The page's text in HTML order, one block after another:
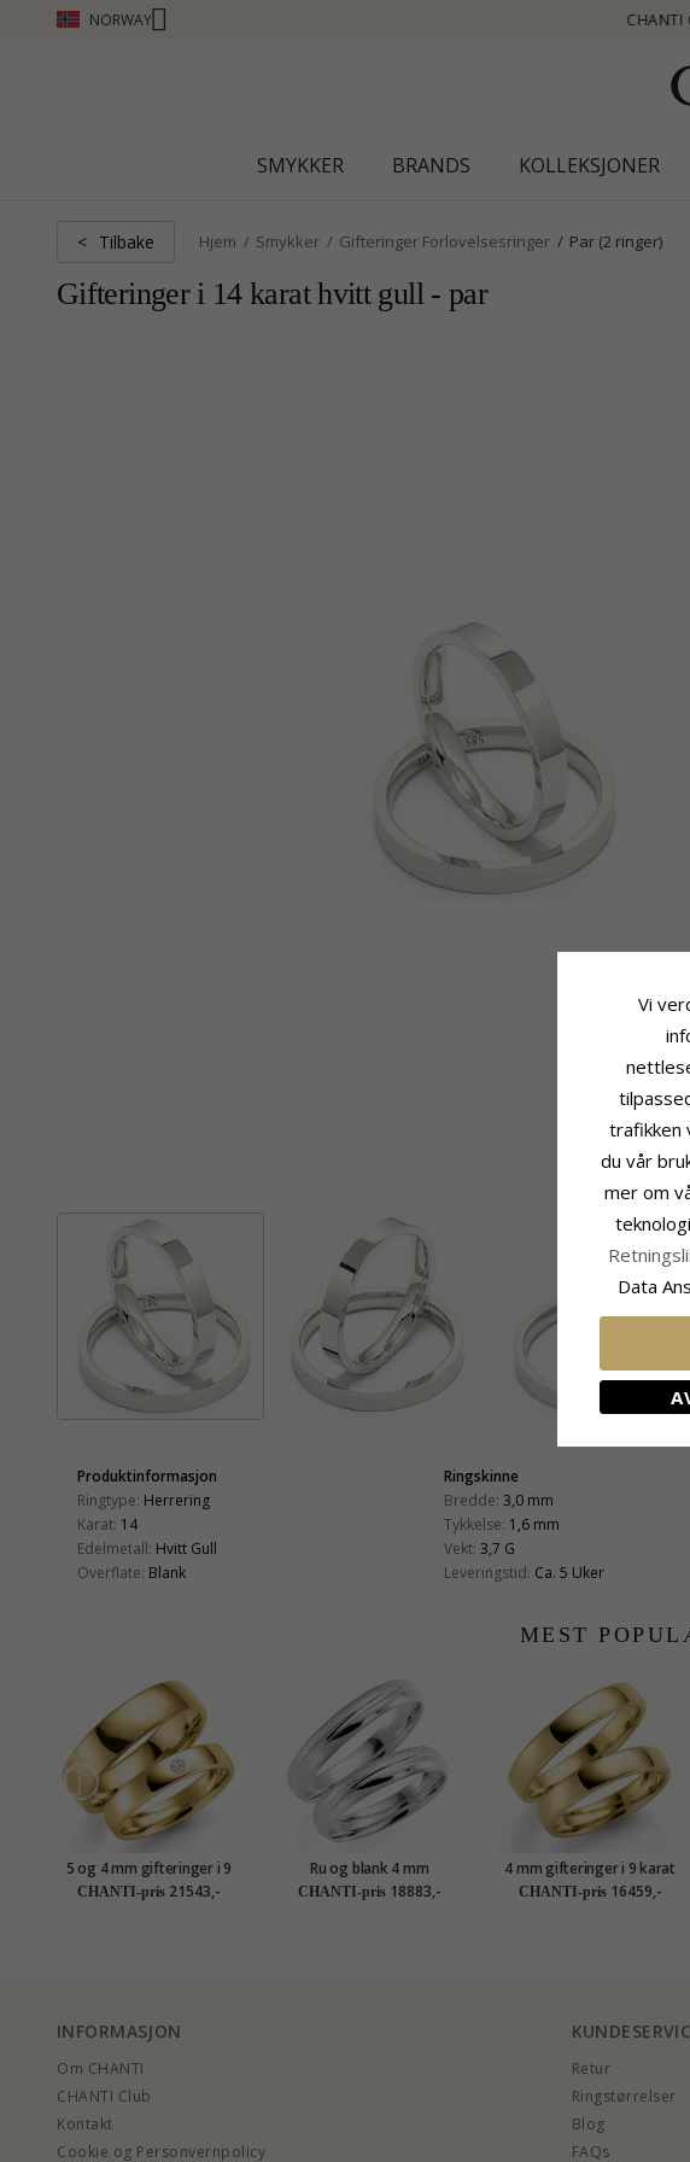
NORWAY CHANTI CLUB - TJEN POENG SE MER - KLIKK HER
SMYKKER BRANDS KOLLEKSJONER
< Tilbake Hjem Smykker Gifteringer Forlovelsesringer Par (2 ringer)
Gifteringer i 14 karat hvitt gull - par
Produktinformasjon
Ringtype: Herrering
Karat: 14
Edelmetall: Hvitt Gull
Overflate: Blank
Ringskinne
Bredde: 3,0 mm
Tykkelse: 1,6 mm
Vekt: 3,7 G
Leveringstid: Ca. 5 Uker
MEST
5 og 4 mm gifteringer i 9
karat gull 0,03 ct - par
CHANTI-pris 21543,-
Ru og blank 4 mm
gifteringer i 9 karat hvitt
gull - par
CHANTI-pris 18883,-
4 mm gifteringer i 9 karat
gull - par
CHANTI-pris 16459,-
INFORMASJON
Om CHANTI
CHANTI Club
Kontakt
Cookie og Personvernpolicy
Retur
Ringstørrelser
Blog
FAQs
Vi
trafikken
du vår
mer om
Data